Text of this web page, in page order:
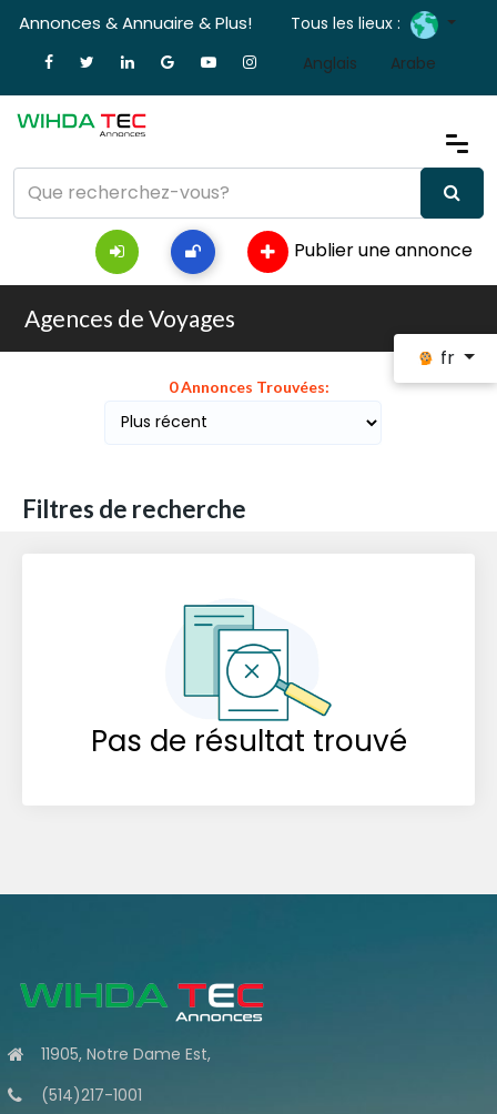
fr
Annonces & Annuaire & Plus!
Tous les lieux :
Anglais
Arabe
Publier une annonce
Agences de Voyages
0 Annonces Trouvées:
Filtres de recherche
Pas de résultat trouvé
11905, Notre Dame Est,
(514)217-1001